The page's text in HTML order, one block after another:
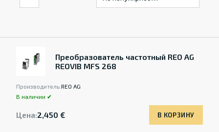
Преобразователь частотный REO AG
REOVIB MFS 268
Производитель:REO AG
В наличии ✔
Цена:2,450 € В КОРЗИНУ